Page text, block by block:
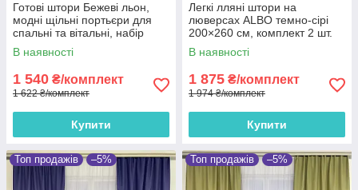
Готові штори Бежеві льон,
модні щільні портьєри для
спальні та вітальні, набір
готових штор для квартири
В наявності
1 540 ₴/комплект
1 622 ₴/комплект
Купити
Легкі лляні штори на
люверсах ALBO темно-сірі
200×260 см, комплект 2 шт.
(SH-LM1-12)
В наявності
1 875 ₴/комплект
1 974 ₴/комплект
Купити
Топ продажів –5% Топ продажів –5%